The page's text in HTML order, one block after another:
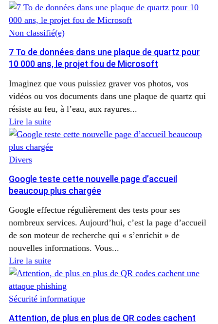
Non classifié(e)
7 To de données dans une plaque de quartz pour
10 000 ans, le projet fou de Microsoft
Imaginez que vous puissiez graver vos photos, vos
vidéos ou vos documents dans une plaque de quartz qui
résiste au feu, à l’eau, aux rayures...
Lire la suite
Divers
Google teste cette nouvelle page d’accueil
beaucoup plus chargée
Google effectue régulièrement des tests pour ses
nombreux services. Aujourd’hui, c’est la page d’accueil
de son moteur de recherche qui « s’enrichit » de
nouvelles informations. Vous...
Lire la suite
Sécurité informatique
Attention, de plus en plus de QR codes cachent